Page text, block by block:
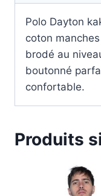
Polo Dayton
coton
brodé au
boutonné
confortable.
Produits